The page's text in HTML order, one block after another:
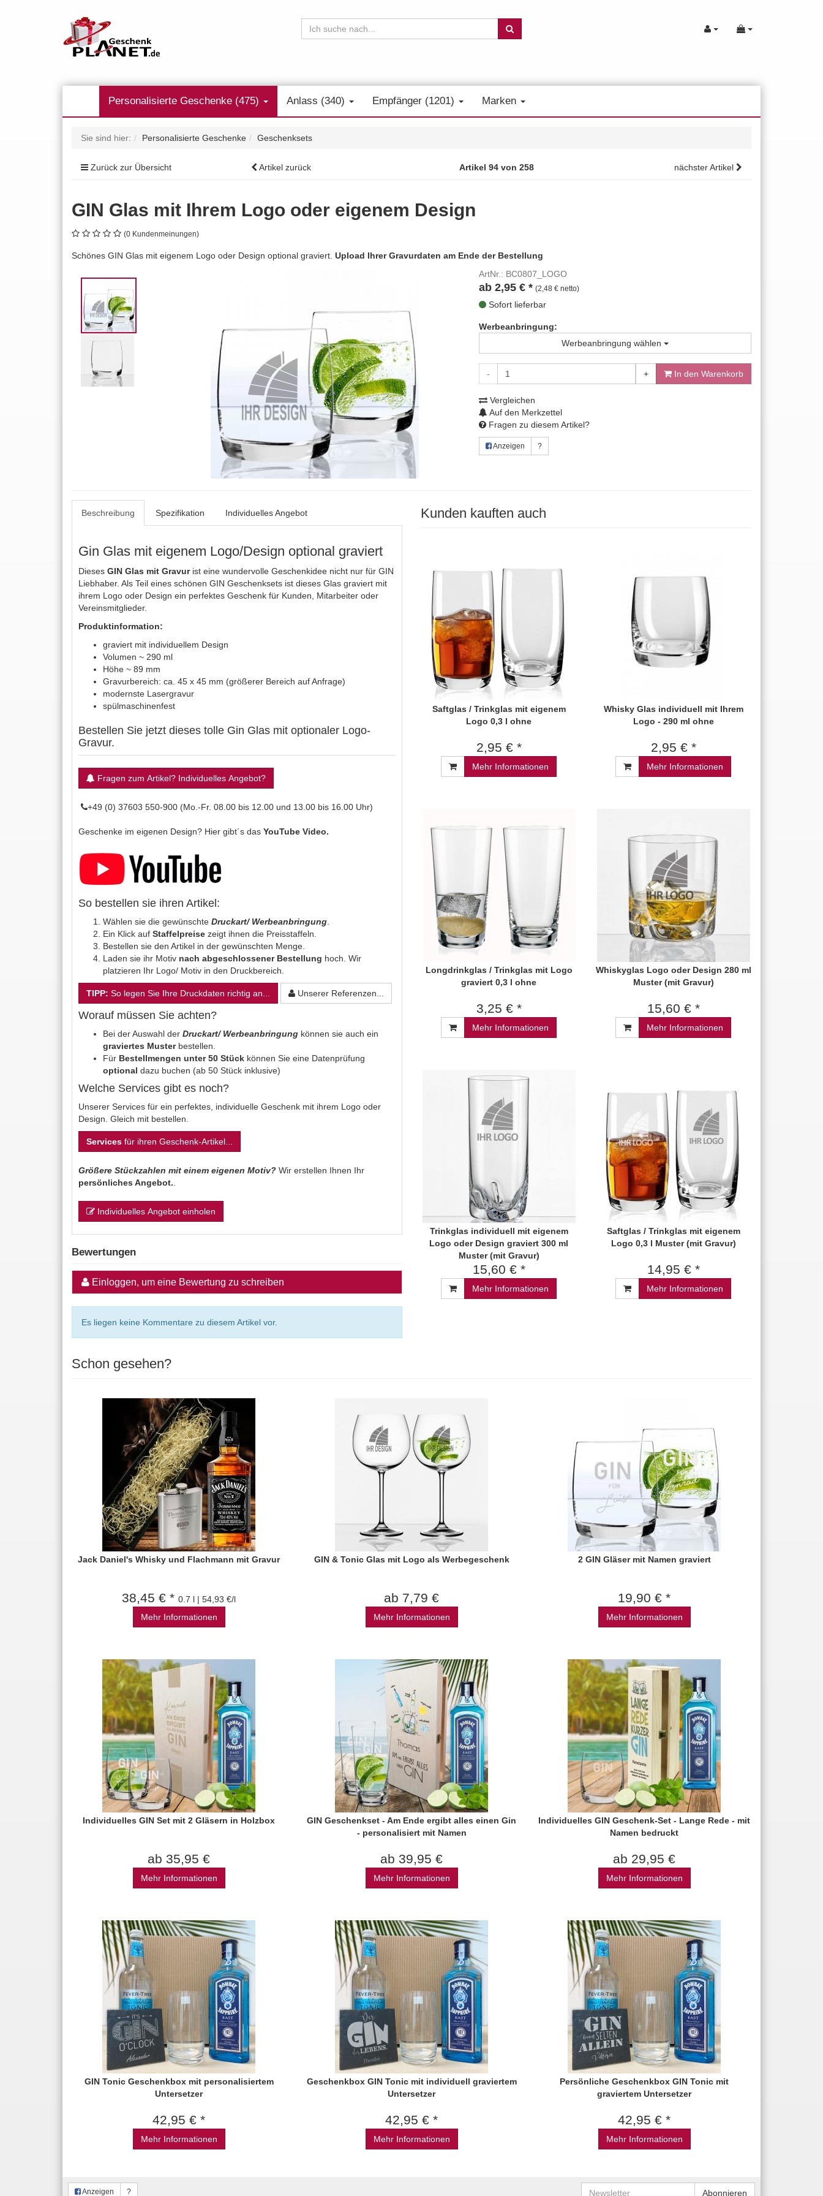
Personalisierte Geschenke (475) Anlass (340) Empfänger (1201) Marken
Sie sind hier: Personalisierte Geschenke Geschenksets
Zurück zur Übersicht Artikel zurück Artikel 94 von 258 nächster Artikel
GIN Glas mit Ihrem Logo oder eigenem Design
(0 Kundenmeinungen)
Schönes GIN Glas mit eigenem Logo oder Design optional graviert. Upload Ihrer Gravurdaten am Ende der Bestellung
ArtNr.: BC0807_LOGO
ab 2,95 € * (2,48 € netto)
Sofort lieferbar
Werbeanbringung:
Werbeanbringung wählen
- + In den Warenkorb
Vergleichen
Auf den Merkzettel
Fragen zu diesem Artikel?
Anzeigen ?
Beschreibung Spezifikation Individuelles Angebot
Gin Glas mit eigenem Logo/Design optional graviert
Dieses GIN Glas mit Gravurist eine wundervolle Geschenkidee nicht nur für GIN
Liebhaber. Als Teil eines schönen GIN Geschenksets ist dieses Glas graviert mit
ihrem Logo oder Design ein perfektes Geschenk für Kunden, Mitarbeiter oder
Vereinsmitglieder.
Produktinformation:
graviert mit individuellem Design
Volumen ~ 290 ml
Höhe ~ 89 mm
Gravurbereich: ca. 45 x 45 mm (größerer Bereich auf Anfrage)
modernste Lasergravur
spülmaschinenfest
Bestellen Sie jetzt dieses tolle Gin Glas mit optionaler Logo-
Gravur.
Fragen zum Artikel? Individuelles Angebot?
+49 (0) 37603 550-900 (Mo.-Fr. 08.00 bis 12.00 und 13.00 bis 16.00 Uhr)
Geschenke im eigenen Design? Hier gibt´s das YouTube Video.
So bestellen sie ihren Artikel:
Wählen sie die gewünschte Druckart/ Werbeanbringung
Ein Klick auf Staffelpreise zeigt ihnen die Preisstaffeln.
Bestellen sie den Artikel in der gewünschten Menge.
Laden sie ihr Motiv nach abgeschlossener Bestellung hoch. Wir
platzieren Ihr Logo/ Motiv in den Druckbereich.
TIPP: So legen Sie Ihre Druckdaten richtig an... Unserer Referenzen...
Worauf müssen Sie achten?
Bei der Auswahl der Druckart/ Werbeanbringung können sie auch ein
graviertes Musterbestellen.
Für Bestellmengen unter 50 Stück können Sie eine Datenprüfung
optional dazu buchen (ab 50 Stück inklusive)
Welche Services gibt es noch?
Unserer Services für ein perfektes, individuelle Geschenk mit ihrem Logo oder
Design. Gleich mit bestellen.
Services für ihren Geschenk-Artikel...
Größere Stückzahlen mit einem eigenen Motiv? Wir erstellen Ihnen Ihr
persönliches Angebot.
Individuelles Angebot einholen
Bewertungen
Einloggen, um eine Bewertung zu schreiben
Es liegen keine Kommentare zu diesem Artikel vor.
Kunden kauften auch
Saftglas / Trinkglas mit eigenem
Logo 0,3 l ohne
2,95 € *
Mehr Informationen
Whisky Glas individuell mit Ihrem
Logo - 290 ml ohne
2,95 € *
Mehr Informationen
Longdrinkglas / Trinkglas mit Logo
graviert 0,3 l ohne
3,25 € *
Mehr Informationen
Whiskyglas Logo oder Design 280 ml
Muster (mit Gravur)
15,60 € *
Mehr Informationen
Trinkglas individuell mit eigenem
Logo oder Design graviert 300 ml
Muster (mit Gravur)
15,60 € *
Mehr Informationen
Saftglas / Trinkglas mit eigenem
Logo 0,3 l Muster (mit Gravur)
14,95 € *
Mehr Informationen
Schon gesehen?
Jack Daniel's Whisky und Flachmann mit Gravur
38,45 € * 0.7 l | 54,93 €/l
Mehr Informationen
GIN & Tonic Glas mit Logo als Werbegeschenk
ab 7,79 €
Mehr Informationen
2 GIN Gläser mit Namen graviert
19,90 € *
Mehr Informationen
Individuelles GIN Set mit 2 Gläsern in Holzbox
ab 35,95 €
Mehr Informationen
GIN Geschenkset - Am Ende ergibt alles einen Gin
- personalisiert mit Namen
ab 39,95 €
Mehr Informationen
Individuelles GIN Geschenk-Set - Lange Rede - mit
Namen bedruckt
ab 29,95 €
Mehr Informationen
GIN Tonic Geschenkbox mit personalisiertem
Untersetzer
42,95 € *
Mehr Informationen
Geschenkbox GIN Tonic mit individuell graviertem
Untersetzer
42,95 € *
Mehr Informationen
Persönliche Geschenkbox GIN Tonic mit
graviertem Untersetzer
42,95 € *
Mehr Informationen
Anzeigen ? Newsletter Abonnieren